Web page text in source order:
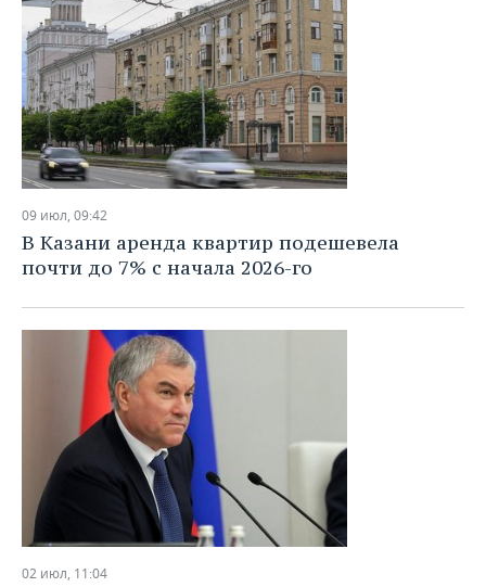
09 июл, 09:42
В Казани аренда квартир подешевела
почти до 7% с начала 2026-го
02 июл, 11:04